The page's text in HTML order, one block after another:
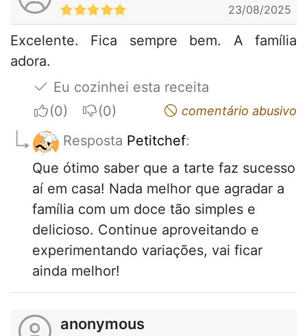
23/08/2025
Excelente. Fica sempre bem. A família
adora.
Eu cozinhei esta receita
I apreciateI do not appreciatecomentário abusivo
Resposta Petitchef:
Que ótimo saber que a tarte faz sucesso
aí em casa! Nada melhor que agradar a
família com um doce tão simples e
delicioso. Continue aproveitando e
experimentando variações, vai ficar
ainda melhor!
anonymous